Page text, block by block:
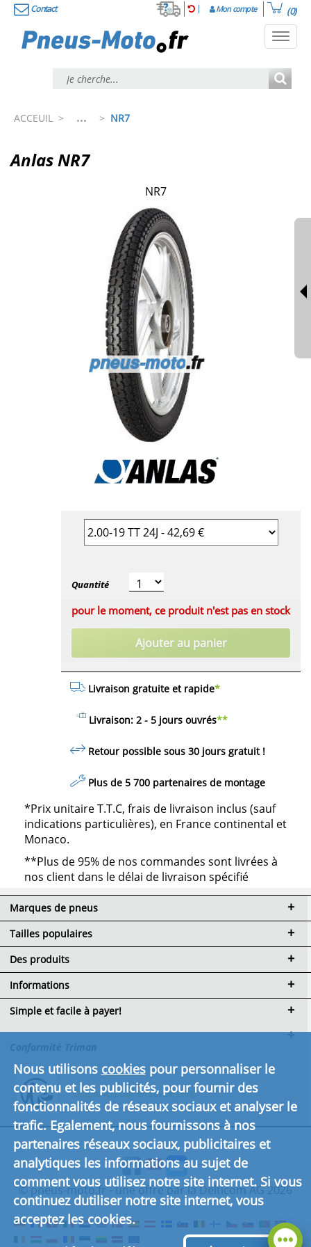
Contact Mon compte (0)
ACCEUIL > ... > NR7
Anlas NR7
NR7
Sélectionner la taille du pneu
Quantité
pour le moment, ce produit n'est pas en stock
Ajouter au panier
Livraison gratuite et rapide*
Livraison: 2 - 5 jours ouvrés**
Retour possible sous 30 jours gratuit!
Plus de 5 700 partenaires de montage
*Prix unitaire T.T.C, frais de livraison inclus (sauf
indications particulières), en France continental et
Monaco.
**Plus de 95% de nos commandes sont livrées à
nos client dans le délai de livraison spécifié
Marques de pneus
Tailles populaires
Des produits
Garantie année de
production 2026
Informations
Inscription partenaire de
montage
Simple et facile à payer!
Cliquez ici pour en savoir plus.
© pneus-moto.fr - une offre par la Delticom AG 2026
Nous utilisons cookiespour personnaliser le
contenu et les publicités, pour fournir des
fonctionnalités de réseaux sociaux et analyser le
trafic. Egalement, nous fournissons à nos
partenaires réseaux sociaux, publicitaires et
analytiques les informations au sujet de
comment vous utilisez notre site internet. Si vous
continuez dutiliser notre site internet, vous
acceptez les cookies.